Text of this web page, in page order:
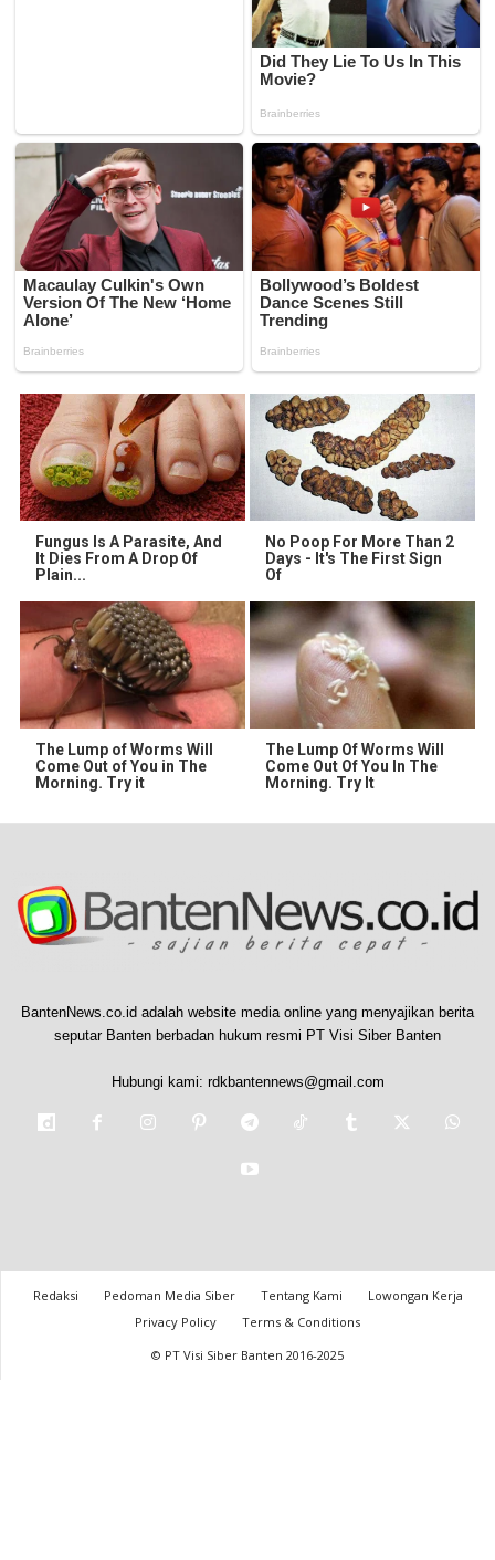
Fungus Is A Parasite, And
It Dies From A Drop Of
Plain...
No Poop For More Than 2
Days - It's The First Sign
Of
The Lump of Worms Will
Come Out of You in The
Morning. Try it
The Lump Of Worms Will
Come Out Of You In The
Morning. Try It
BantenNews.co.id adalah website media online yang menyajikan berita
seputar Banten berbadan hukum resmi PT Visi Siber Banten
Hubungi kami: rdkbantennews@gmail.com
Redaksi Pedoman Media Siber Tentang Kami
Lowongan Kerja
Privacy Policy
Terms & Conditions
© PT Visi Siber Banten 2016-2025